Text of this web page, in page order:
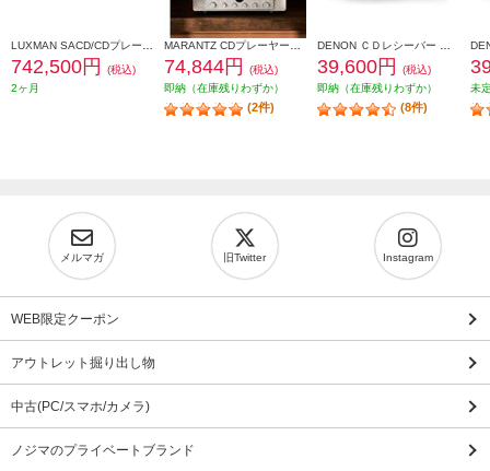
742,500円
(税込)
2ヶ月
74,844円
(税込)
即納（在庫残りわずか）
(2件)
39,600円
(税込)
即納（在庫残りわずか）
(8件)
未
メルマガ 旧Twitter Instagram
WEB限定クーポン
アウトレット掘り出し物
中古(PC/スマホ/カメラ)
ノジマのプライベートブランド